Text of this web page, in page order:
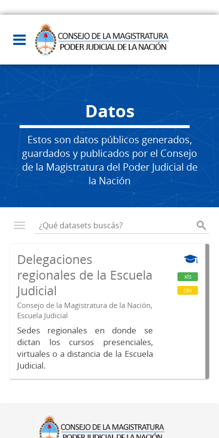
Datos
Estos son datos públicos generados,
guardados y publicados por el Consejo
de la Magistratura del Poder Judicial de
la Nación
Delegaciones
regionales de la Escuela
Judicial
Consejo de la Magistratura de la Nación,
Escuela Judicial
Sedes regionales en donde se
dictan los cursos presenciales,
virtuales o a distancia de la Escuela
Judicial.
xls
csv